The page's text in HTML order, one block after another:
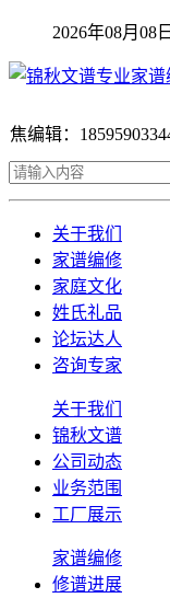
2026年08月08
焦编辑：
关于我们
家谱编修
家庭文化
姓氏礼品
论坛达人
咨询专家
关于我们
锦秋文谱
公司动态
业务范围
工厂展示
家谱编修
修谱进展